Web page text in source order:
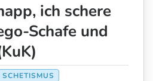
ich schere
Schafe und
SCHETISMUS